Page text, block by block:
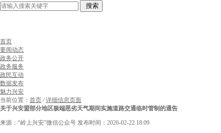
搜索
首页
要闻动态
政务公开
政务服务
政民互动
数据发布
魅力兴安
当前位置： 首页 /详细信息页面
关于兴安盟部分地区极端恶劣天气期间实施道路交通临时管制的通告
来源：“岭上兴安”微信公众号 发布时间：2026-02-22 18:09